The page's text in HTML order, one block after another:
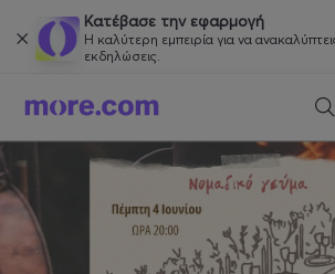
Κατέβασε την εφαρμογή
Η καλύτερη εμπειρία για να
εκδηλώσεις.